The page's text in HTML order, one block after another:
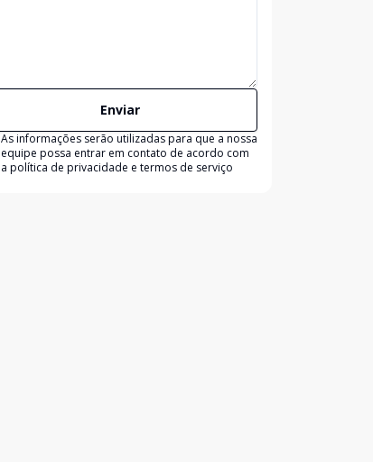
Enviar
As informações serão utilizadas para que a nossa
equipe possa entrar em contato de acordo com
a política de privacidade e termos de serviço